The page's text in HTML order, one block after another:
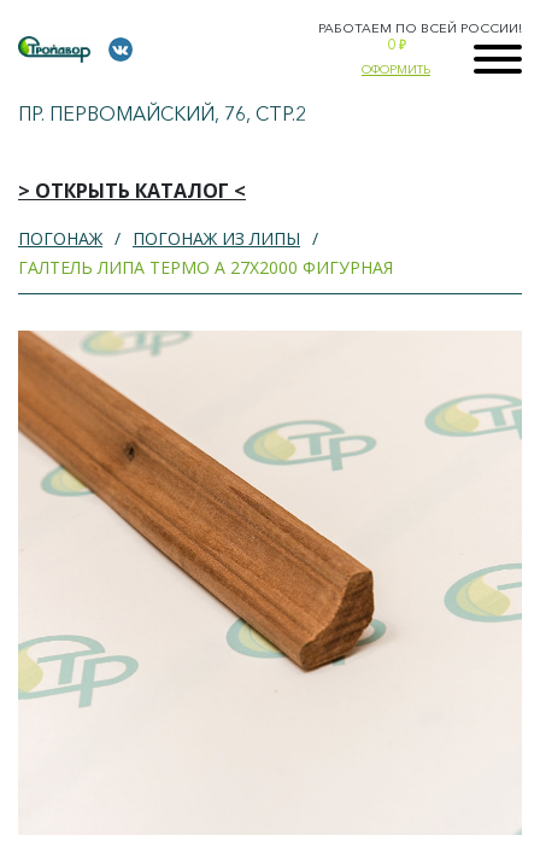
РАБОТАЕМ ПО ВСЕЙ РОССИИ!
0 ₽
ОФОРМИТЬ
ПР. ПЕРВОМАЙСКИЙ, 76, СТР.2
> ОТКРЫТЬ КАТАЛОГ <
ПОГОНАЖ
ПОГОНАЖ ИЗ ЛИПЫ
ГАЛТЕЛЬ ЛИПА ТЕРМО А 27Х2000 ФИГУРНАЯ